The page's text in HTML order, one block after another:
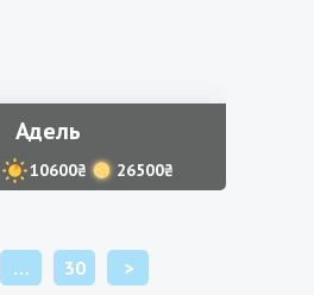
Адель
10600₴ 26500₴
… 30 >